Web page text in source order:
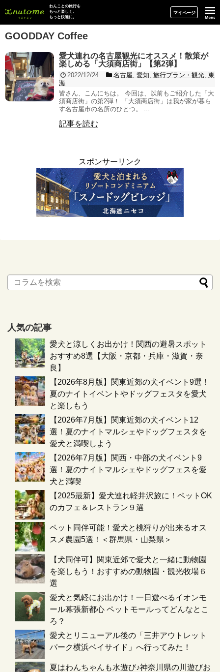
イヌトミィ
わんことの旅行を
もっと楽しく、
もっと快適に。
マイページ
GOODDAY Coffee
愛犬連れの名古屋観光にオススメ！散策が
楽しめる「大須商店街」【第2弾】
2022/12/24
名古屋, 愛知, 旅行プラン・観光, 東
海
皆さん、こんにちは。 今回は、以前もご紹介した「大
須商店街」の第2弾！ 「大須商店街」は我が家が暮ら
す名古屋市の名所のひとつ。 ...
記事を読む
スポンサーリンク
人気の記事
愛犬と涼しくお出かけ！関西の避暑スポット
おすすめ8選【大阪・京都・兵庫・滋賀・奈
良】
【2026年8月版】関東近郊の犬イベント9選！
夏のナイトイベントやドッグフェスタを愛犬
と楽しもう
【2026年7月版】関東近郊の犬イベント12
選！夏のナイトマルシェやドッグフェスタを
愛犬と満喫しよう
【2026年7月版】関西・中部の犬イベント9
選！夏のナイトマルシェやドッグフェスを愛
犬と満喫
【2025最新】愛犬連れ軽井沢旅に！ペットOK
のカフェ＆レストラン９選
ペット同伴可能！愛犬と桃狩りが出来るオス
スメ農園5選！＜群馬県・山梨県＞
【犬同伴可】関東近郊で愛犬と一緒に動物園
を楽しもう！おすすめの動物園・観光牧場６
選
愛犬と気軽にお出かけ！一日遊べるイオンモ
ール幕張新都心 ペットモールってどんなとこ
ろ？
愛犬とリニューアル後の「三井アウトレット
パーク横浜ベイサイド」へ行ってみた！
夏はわんちゃんも水遊び♪神奈川県の川遊びお